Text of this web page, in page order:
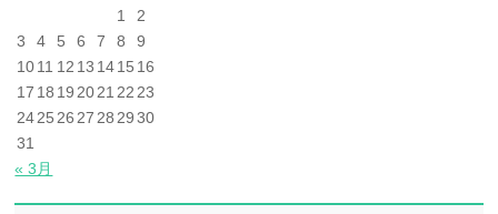
1
2
3
4 5 6 7 8
9
1011 12 13 1415 16
17 18 19 2021 22 23
2425 26 27 28 29 30
31
« 3月